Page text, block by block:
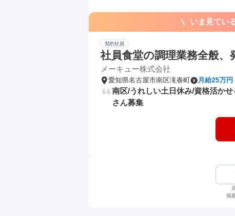
いま見てい
契約社員
社員食堂の調理業務全般、
メーキュー株式会社
愛知県名古屋市南区滝春町 月給25万円
南区/うれしい土日休み/資格活か
さん募集
掲